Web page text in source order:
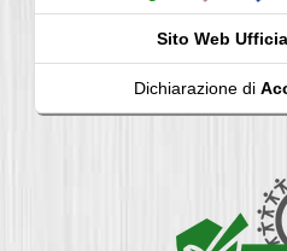
Sito Web
Dichiarazione di